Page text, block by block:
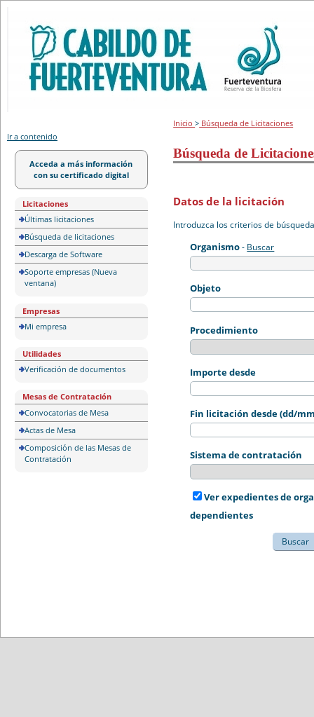
Ir a contenido
Acceda a más información
con su certificado digital
Licitaciones
Últimas licitaciones
Búsqueda de licitaciones
Descarga de Software
Soporte empresas (Nueva
ventana)
Empresas
Mi empresa
Utilidades
Verificación de documentos
Mesas de Contratación
Convocatorias de Mesa
Actas de Mesa
Composición de las Mesas de
Contratación
Inicio> Búsqueda de Licitaciones
Búsqueda de
Introduzca los criterios de
Datos de la licitación
Organismo- Buscar
Objeto
Procedimiento
Importe desde
Fin licitación desde (dd/
Sistema de contratación
Ver expedientes de
dependientes